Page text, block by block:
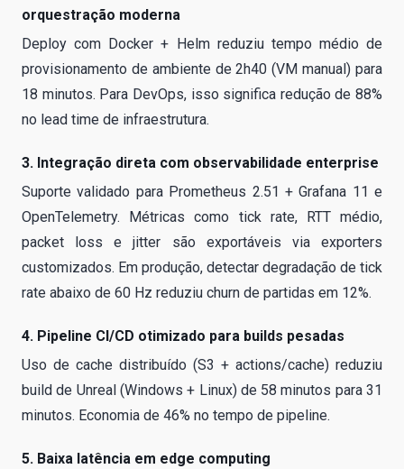
orquestração moderna
Deploy com Docker + Helm reduziu tempo médio de
provisionamento de ambiente de 2h40 (VM manual) para
18 minutos. Para DevOps, isso significa redução de 88%
no lead time de infraestrutura.
3. Integração direta com observabilidade enterprise
Suporte validado para Prometheus 2.51 + Grafana 11 e
OpenTelemetry. Métricas como tick rate, RTT médio,
packet loss e jitter são exportáveis via exporters
customizados. Em produção, detectar degradação de tick
rate abaixo de 60 Hz reduziu churn de partidas em 12%.
4. Pipeline CI/CD otimizado para builds pesadas
Uso de cache distribuído (S3 + actions/cache) reduziu
build de Unreal (Windows + Linux) de 58 minutos para 31
minutos. Economia de 46% no tempo de pipeline.
5. Baixa latência em edge computing